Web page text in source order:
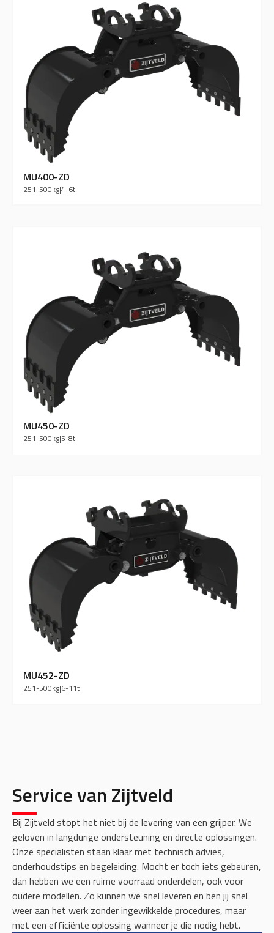
MU400-ZD
251-500kg|4-6t
MU450-ZD
251-500kg|5-8t
MU452-ZD
251-500kg|6-11t
Service van Zijtveld
Bij Zijtveld stopt het niet bij de levering van een grijper. We
geloven in langdurige ondersteuning en directe oplossingen.
Onze specialisten staan klaar met technisch advies,
onderhoudstips en begeleiding. Mocht er toch iets gebeuren,
dan hebben we een ruime voorraad onderdelen, ook voor
oudere modellen. Zo kunnen we snel leveren en ben jij snel
weer aan het werk zonder ingewikkelde procedures, maar
met een efficiënte oplossing wanneer je die nodig hebt.